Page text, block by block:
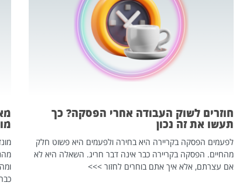
חוזרים לשוק העבודה אחרי הפסקה? כך
תעשו את זה נכון
לפעמים הפסקה בקריירה היא בחירה ולפעמים היא פשוט חלק
מהחיים. הפסקה בקריירה כבר אינה דבר חריג. השאלה היא לא
אם עצרתם, אלא איך אתם בוחרים לחזור >>>